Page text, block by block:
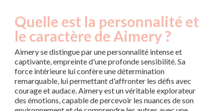
Quelle est la personnalité et
le caractère de Aimery ?
Aimery se distingue par une personnalité intense et
captivante, empreinte d'une profonde sensibilité. Sa
force intérieure lui confère une détermination
remarquable, lui permettant d'affronter les défis avec
courage et audace. Aimery est un véritable explorateur
des émotions, capable de percevoir les nuances de son